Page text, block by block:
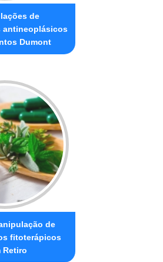
de
antineoplásicos
Dumont
de
fitoterápicos
Retiro